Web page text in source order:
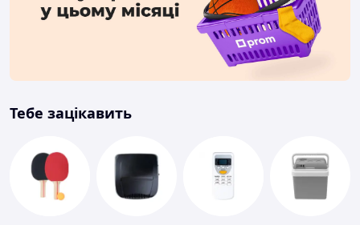
Тебе зацікавить